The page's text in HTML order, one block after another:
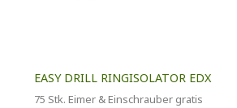
EASY DRILL RINGISOLATOR EDX
75 Stk. Eimer & Einschrauber gratis